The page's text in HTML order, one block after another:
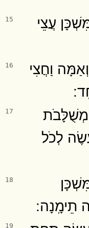
15
עֲצֵי
16
וַחֲצִי
׃
17
מְשֻׁלָּבֹת
לְכֹל
18
׃
19